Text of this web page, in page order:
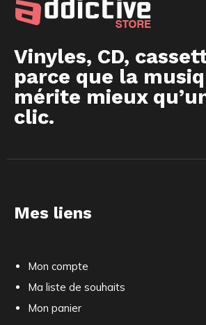
Vinyles, CD,
parce que la
mérite mieux
clic.
Mes liens
Mon compte
Ma liste de souhaits
Mon panier